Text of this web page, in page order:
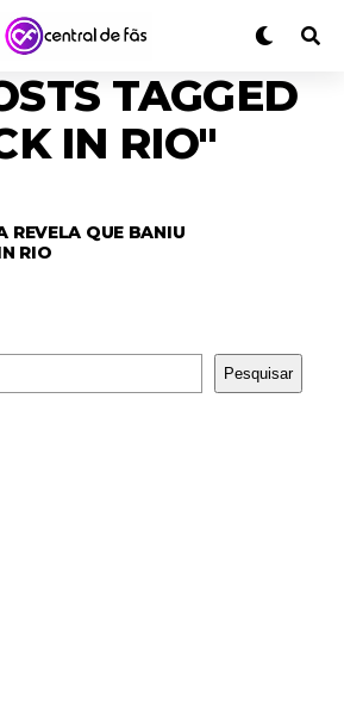
TAGGED
IN RIO"
REVELA QUE BANIU
RIO
Pesquisar